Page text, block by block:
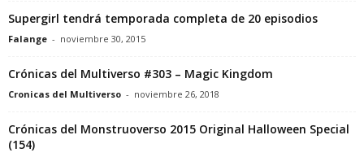
Supergirl tendrá temporada completa de 20 episodios
Falange - noviembre 30, 2015
Crónicas del Multiverso #303 – Magic Kingdom
Cronicas del Multiverso - noviembre 26, 2018
Crónicas del Monstruoverso 2015 Original Halloween Special
(154)